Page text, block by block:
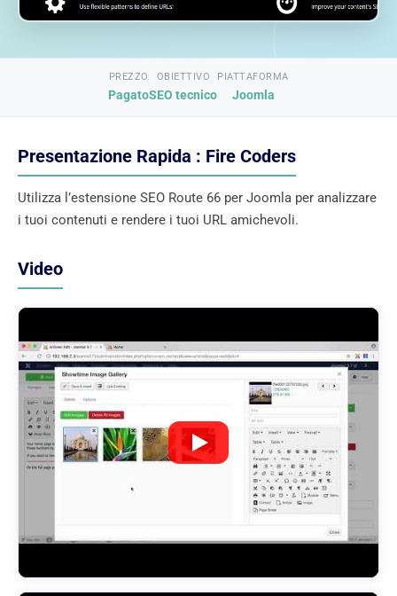
PREZZO
Pagato
OBIETTIVO
SEO tecnico
PIATTAFORMA
Joomla
Presentazione Rapida : Fire Coders
Utilizza l’estensione SEO Route 66 per Joomla per analizzare
i tuoi contenuti e rendere i tuoi URL amichevoli.
Video